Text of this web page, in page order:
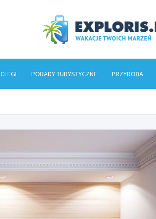
PORADY TURYSTYCZNE PRZYRODA